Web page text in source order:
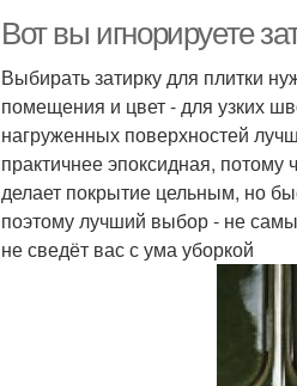
Вот вы игнорируете
Выбирать затирку для плитки
помещения и цвет - для узких
нагруженных поверхностей
практичнее эпоксидная, потому
делает покрытие цельным, но
поэтому лучший выбор - не
не сведёт вас с ума уборкой